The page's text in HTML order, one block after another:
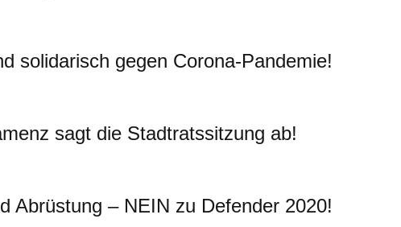
solidarisch gegen Corona-Pandemie!
sagt die Stadtratssitzung ab!
Abrüstung – NEIN zu Defender 2020!